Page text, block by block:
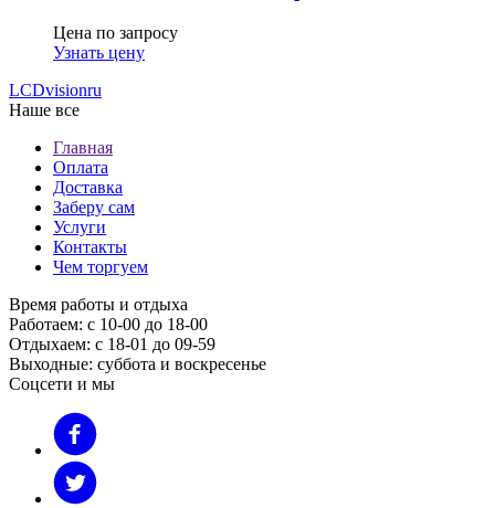
Цена по запросу
Узнать цену
LCDvisionru
Наше все
Главная
Оплата
Доставка
Заберу сам
Услуги
Контакты
Чем торгуем
Время работы и отдыха
Работаем: с 10-00 до 18-00
Отдыхаем: с 18-01 до 09-59
Выходные: суббота и воскресенье
Соцсети и мы